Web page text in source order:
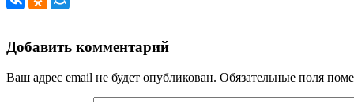
Добавить комментарий
Ваш адрес email не будет опубликован. Обязательные поля